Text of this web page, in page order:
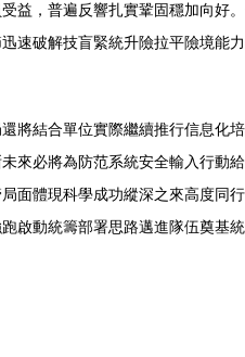
益，普遍反響扎實鞏固穩加向好
速破解技盲緊統升險拉平險境能
將結合單位實際繼續推行信息化
來必將為防范系統安全輸入行動
面體現科學成功縱深之來高度同
啟動統籌部署思路邁進隊伍奠基